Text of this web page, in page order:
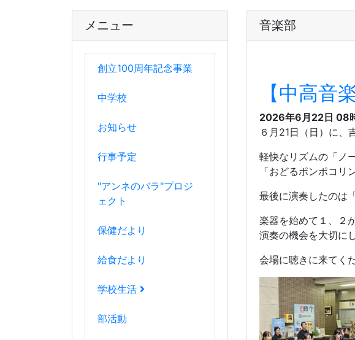
メニュー
創立100周年記念事業
中学校
お知らせ
行事予定
"アンネのバラ"プロジ
ェクト
保健だより
給食だより
学校生活
部活動
音楽部
【中高音
2026年6月22日 08
６月21日（日）に、
軽快なリズムの「ノ
「おどるポンポコリ
最後に演奏したのは
楽器を始めて１、２
演奏の機会を大切に
会場に聴きに来てく